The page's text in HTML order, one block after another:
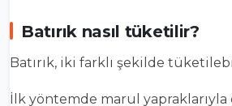
Batırık nasıl tüketilir?
Batırık, iki farklı şekilde
İlk yöntemde marul